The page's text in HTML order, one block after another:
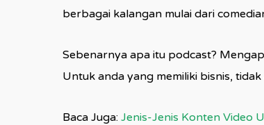
berbagai kalangan mulai dari
Sebenarnya apa itu podcast?
Untuk anda yang memiliki bisnis,
Baca Juga: Jenis-Jenis Konten Video